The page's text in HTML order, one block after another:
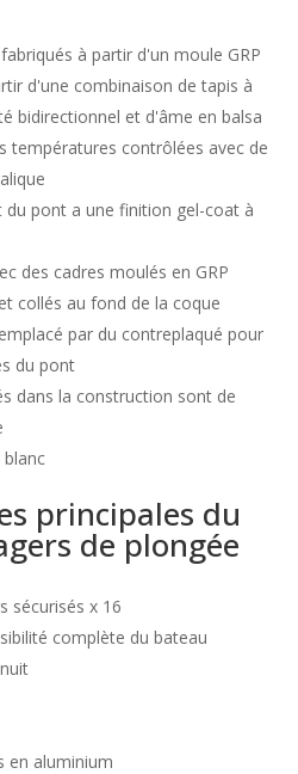
à partir d'un moule GRP
d'une combinaison de tapis à
bidirectionnel et d'âme en balsa
températures contrôlées avec de
du pont a une finition gel-coat à
des cadres moulés en GRP
collés au fond de la coque
par du contreplaqué pour
du pont
dans la construction sont de
blanc
principales du
de plongée
sécurisés x 16
complète du bateau
en aluminium